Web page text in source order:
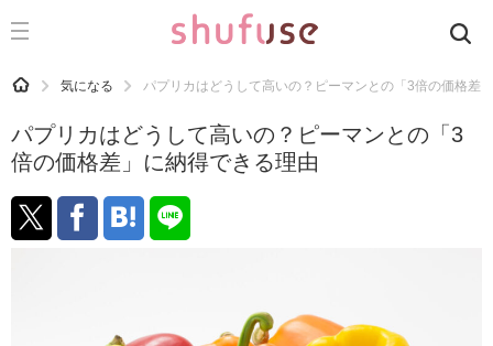
CATEGORY 記事カテゴリ
運気
洗濯
生活の知恵
HOME 気になる パプリカはどうして高いの？ピーマンとの「3倍の価格差
パプリカはどうして高いの？ピーマンとの「3
倍の価格差」に納得できる理由